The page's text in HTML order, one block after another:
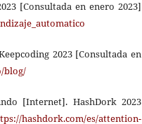
[Consultada en enero 2023]
2023 [Consultada en
blog/
[Internet]. HashDork 2023
hashdork.com/es/attention-